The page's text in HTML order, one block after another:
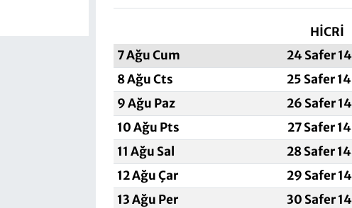
HİCRİ
7 Ağu Cum
24 Safer
8 Ağu Cts
25 Safer
9 Ağu Paz
26 Safer
10 Ağu Pts
27 Safer
11 Ağu Sal
28 Safer
12 Ağu Çar
29 Safer
13 Ağu Per
30 Safer